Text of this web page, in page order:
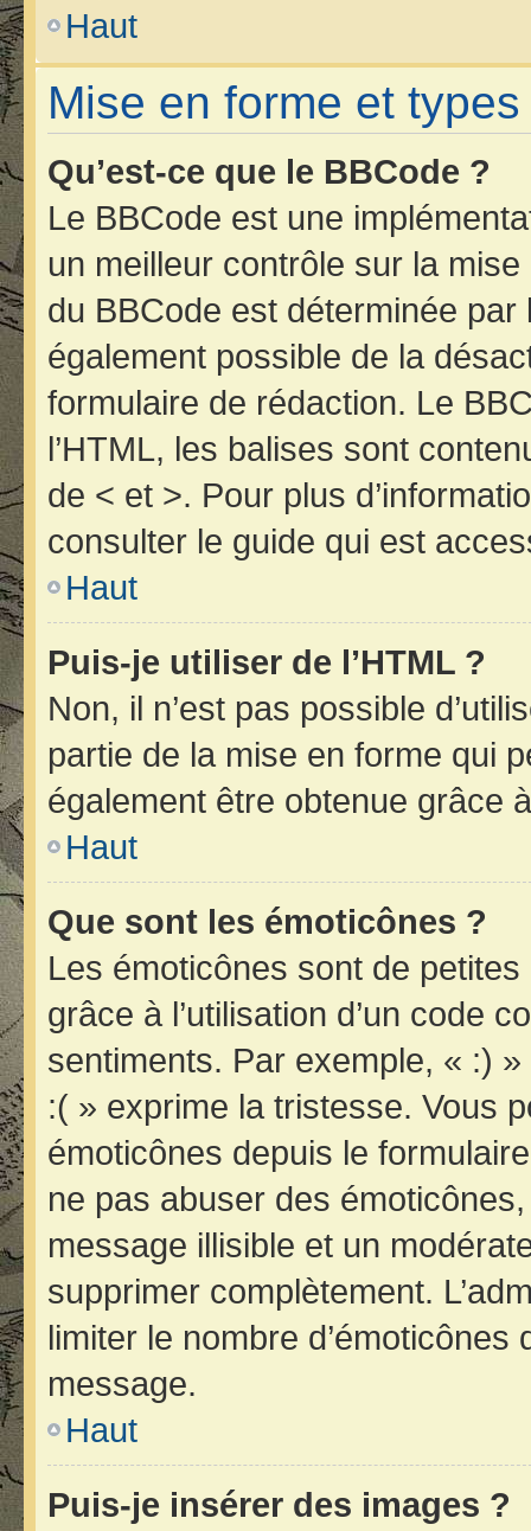
Haut
Mise en forme et
Qu’est-ce que le BBCode ?
Le BBCode est une
un meilleur contrôle sur la mise
du BBCode est déterminée par
également possible de la
formulaire de rédaction. Le
l’HTML, les balises sont
de < et >. Pour plus
consulter le guide qui est
Haut
Puis-je utiliser de l’HTML ?
Non, il n’est pas possible
partie de la mise en forme qui
également être obtenue grâce
Haut
Que sont les émoticônes ?
Les émoticônes sont de
grâce à l’utilisation d’un code
sentiments. Par exemple, « :)
:( » exprime la tristesse. Vous
émoticônes depuis le
ne pas abuser des
message illisible et un
supprimer complètement.
limiter le nombre
message.
Haut
Puis-je insérer des images ?